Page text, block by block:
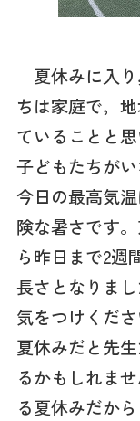
夏休みに入り
ちは家庭で，
ていることと思
子どもたちが
今日の最高気
険な暑さです
ら昨日まで2週
長さとなりま
気をつけくださ
夏休みだと先
るかもしれま
る夏休みだか